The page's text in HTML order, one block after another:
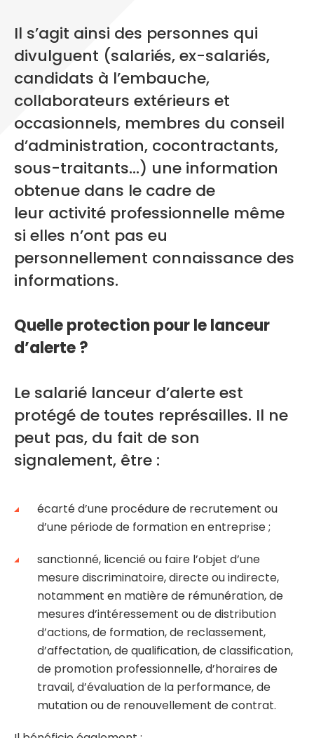
Il s’agit ainsi des personnes qui
divulguent (salariés, ex-salariés,
candidats à l’embauche,
collaborateurs extérieurs et
occasionnels, membres du conseil
d’administration, cocontractants,
sous-traitants…) une information
obtenue dans le cadre de
leur activité professionnelle même
si elles n’ont pas eu
personnellement connaissance des
informations.
Quelle protection pour le lanceur
d’alerte ?
Le salarié lanceur d’alerte est
protégé de toutes représailles. Il ne
peut pas, du fait de son
signalement, être :
écarté d’une procédure de recrutement ou
d’une période de formation en entreprise ;
sanctionné, licencié ou faire l’objet d’une
mesure discriminatoire, directe ou indirecte,
notamment en matière de rémunération, de
mesures d’intéressement ou de distribution
d’actions, de formation, de reclassement,
d’affectation, de qualification, de classification,
de promotion professionnelle, d’horaires de
travail, d’évaluation de la performance, de
mutation ou de renouvellement de contrat.